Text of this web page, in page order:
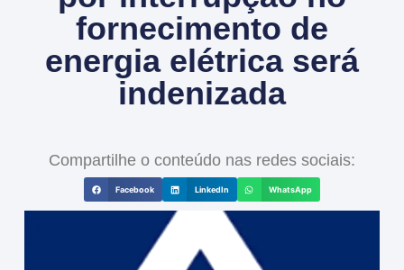
fornecimento de
energia elétrica será
indenizada
Compartilhe o conteúdo nas redes sociais:
Facebook LinkedIn WhatsApp